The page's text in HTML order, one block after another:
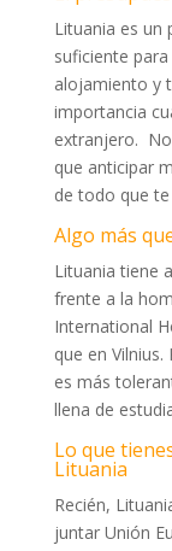
Lituania es un
suficiente
alojamiento y
importancia
extranjero.
que anticipar
de todo que
Algo más
Lituania tiene
frente a la
International
que en
es más
llena de
Lo que
Lituania
Recién,
juntar Unión